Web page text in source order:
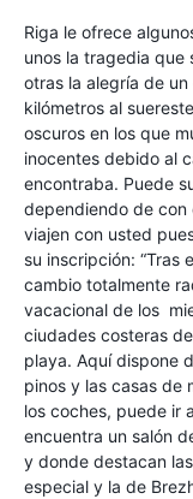
Riga le ofrece
unos la tragedia que
otras la alegría de
kilómetros al
oscuros en los que
inocentes debido al
encontraba. Puede
dependiendo de con
viajen con usted
su inscripción: “Tras
cambio totalmente
vacacional de los
ciudades costeras
playa. Aquí dispone
pinos y las casas de
los coches, puede ir
encuentra un salón
y donde destacan
especial y la de